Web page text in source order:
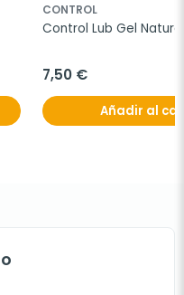
CONTROL
Control Lub Gel
7,50 €
Añadir al